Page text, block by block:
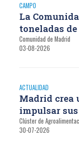
CAMPO
La
toneladas
Comunidad de Madrid
03-08-2026
ACTUALIDAD
Madrid crea
impulsar
Clúster de
30-07-2026